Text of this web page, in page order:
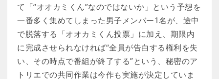
て「“オオカミくん”なのではないか」という予想を
一番多く集めてしまった男子メンバー1名が、途中
で脱落する「オオカミくん投票」に加え、期限内
に完成させられなければ“全員が告白する権利を失
い、その時点で番組が終了する”という、秘密のア
トリエでの共同作業は今作も実施が決定していま